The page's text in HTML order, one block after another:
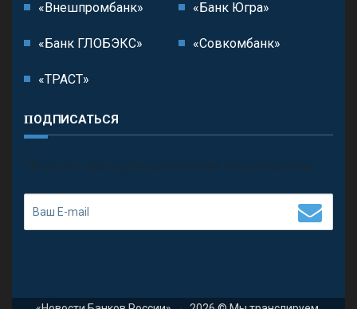
«Внешпромбанк» «Банк Югра»
«Банк ГЛОБЭКС» «Совкомбанк»
«ТРАСТ»
ПОДПИСАТЬСЯ
П олучить последние обновления и предложения.